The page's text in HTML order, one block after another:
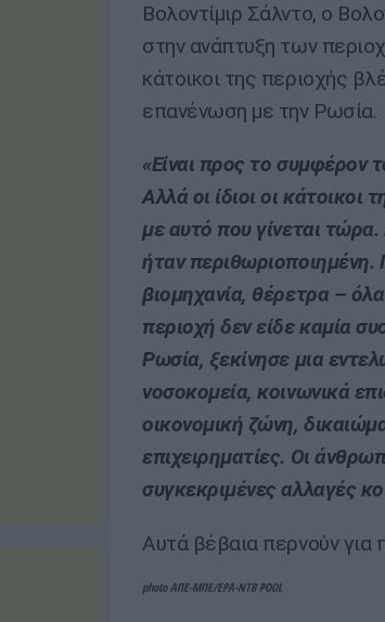
Βολοντίμιρ Σάλντο, ο
στην ανάπτυξη των
κάτοικοι της περιοχής
επανένωση με την Ρωσία.
«Είναι προς το συμφέρον
Αλλά οι ίδιοι οι κάτοικοι
με αυτό που γίνεται
ήταν περιθωριοποιημένη.
βιομηχανία, θέρετρα –
περιοχή δεν είδε καμία
Ρωσία, ξεκίνησε μια
νοσοκομεία, κοινωνικά
οικονομική ζώνη,
επιχειρηματίες. Οι
συγκεκριμένες αλλαγές
Αυτά βέβαια περνούν
photo ΑΠΕ-ΜΠΕ/EPA-NTB POOL